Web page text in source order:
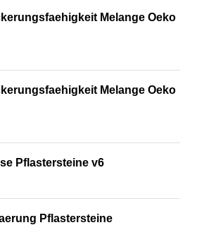
Melange Oeko
Melange Oeko
Pflastersteine v6
Pflastersteine